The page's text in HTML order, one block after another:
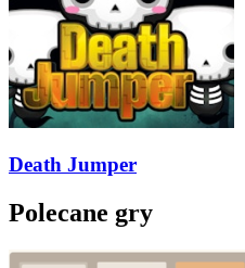
Death Jumper
Polecane gry